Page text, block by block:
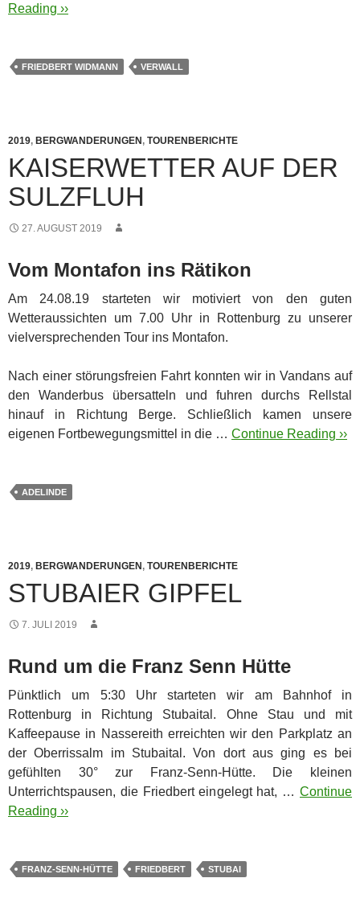
Reading ››
FRIEDBERT WIDMANN VERWALL
2019, BERGWANDERUNGEN, TOURENBERICHTE
KAISERWETTER AUF DER
SULZFLUH
27. AUGUST 2019
Vom Montafon ins Rätikon
Am 24.08.19 starteten wir motiviert von den guten
Wetteraussichten um 7.00 Uhr in Rottenburg zu unserer
vielversprechenden Tour ins Montafon.
Nach einer störungsfreien Fahrt konnten wir in Vandans auf
den Wanderbus übersatteln und fuhren durchs Rellstal
hinauf in Richtung Berge. Schließlich kamen unsere
eigenen Fortbewegungsmittel in die … Continue Reading ››
ADELINDE
2019, BERGWANDERUNGEN, TOURENBERICHTE
STUBAIER GIPFEL
7. JULI 2019
Rund um die Franz Senn Hütte
Pünktlich um 5:30 Uhr starteten wir am Bahnhof in
Rottenburg in Richtung Stubaital. Ohne Stau und mit
Kaffeepause in Nassereith erreichten wir den Parkplatz an
der Oberrissalm im Stubaital.Von dort aus ging es bei
gefühlten 30° zur Franz-Senn-Hütte. Die kleinen
Unterrichtspausen, die Friedbert eingelegt hat, … Continue
Reading ››
FRANZ-SENN-HÜTTE FRIEDBERT STUBAI